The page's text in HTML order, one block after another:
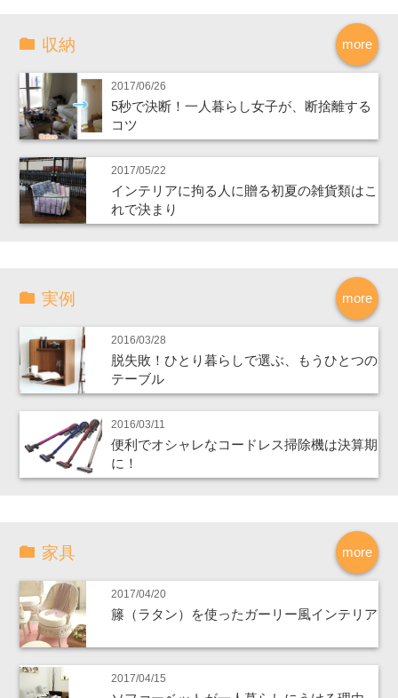
more
収納
2017/06/26
5秒で決断！一人暮らし女子が、断捨離する
コツ
2017/05/22
インテリアに拘る人に贈る初夏の雑貨類はこ
れで決まり
more
実例
2016/03/28
脱失敗！ひとり暮らしで選ぶ、もうひとつの
テーブル
2016/03/11
便利でオシャレなコードレス掃除機は決算期
に！
more
家具
2017/04/20
籐（ラタン）を使ったガーリー風インテリア
2017/04/15